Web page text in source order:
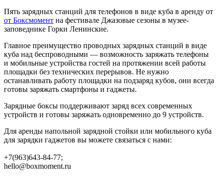
Пять зарядных станций для телефонов в виде куба в аренду от
от Боксмомент на фестивале Джазовые сезоны в музее-
заповеднике Горки Ленинские.
Главное преимущество проводных зарядных станций в виде
куба над беспроводными — возможность заряжать телефоны
и мобильные устройства гостей на протяжении всей работы
площадки без технических перерывов. Не нужно
останавливать работу площадки на подзаряд кубов, они всегда
готовы заряжать смартфоны и гаджеты.
Зарядные боксы поддерживают заряд всех современных
устройств и готовы заряжать одновременно до 9 устройств.
Для аренды напольной зарядной стойки или мобильного куба
для зарядки гаджетов вы можете связаться с нами:
+7(963)643-84-77;
hello@boxmoment.ru